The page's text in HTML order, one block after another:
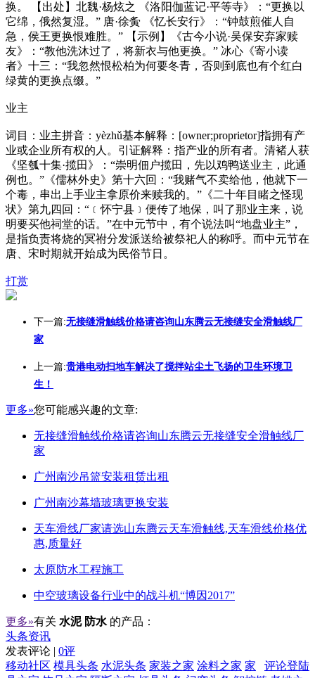
换。 【出处】北魏·杨炫之 《洛阳伽蓝记·平等寺》：“更换以
它绵，俄然复湿。” 唐·徐夤 《忆长安行》：“钟鼓煎催人自
急，侯王更换恨难胜。” 【示例】《古今小说·吴保安弃家赎
友》：“教他洗沐过了，将新衣与他更换。” 冰心《寄小读
者》十三：“我忽然恨松柏为何要冬青，否则到底也有个红白
绿黄的更换点缀。”
业主
词目：业主拼音：yèzhǔ基本解释：[owner;proprietor]指拥有产
业或企业所有权的人。引证解释：指产业的所有者。清褚人获
《坚瓠十集·揽田》：“崇明佃户揽田，先以鸡鸭送业主，此通
例也。”《儒林外史》第十六回：“我赌气不卖给他，他就下一
个毒，串出上手业主拿原价来赎我的。”《二十年目睹之怪现
状》第九四回：“﹝怀宁县﹞便传了地保，叫了那业主来，说
明要买他祠堂的话。”在中元节中，有个说法叫“地盘业主”，
是指负责将烧的冥祔分发派送给被祭祀人的称呼。而中元节在
唐、宋时期就开始成为民俗节日。
打赏
下一篇:无接缝滑触线价格请咨询山东腾云无接缝安全滑触线厂
家
上一篇:贵港电动扫地车解决了搅拌站尘土飞扬的卫生环境卫
生！
更多»您可能感兴趣的文章:
无接缝滑触线价格请咨询山东腾云无接缝安全滑触线厂
家
广州南沙吊篮安装租赁出租
广州南沙幕墙玻璃更换安装
天车滑线厂家请选山东腾云天车滑触线,天车滑线价格优
惠,质量好
太原防水工程施工
中空玻璃设备行业中的战斗机“博因2017”
更多»有关 水泥 防水 的产品：
头条资讯
发表评论 | 0评
评论登陆
移动社区 模具头条 水泥头条 家装之家 涂料之家 家